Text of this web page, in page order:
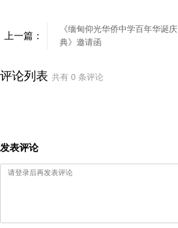
上一篇：
《缅甸仰光华侨中学百年华诞庆
典》邀请函
评论列表 共有 0 条评论
发表评论